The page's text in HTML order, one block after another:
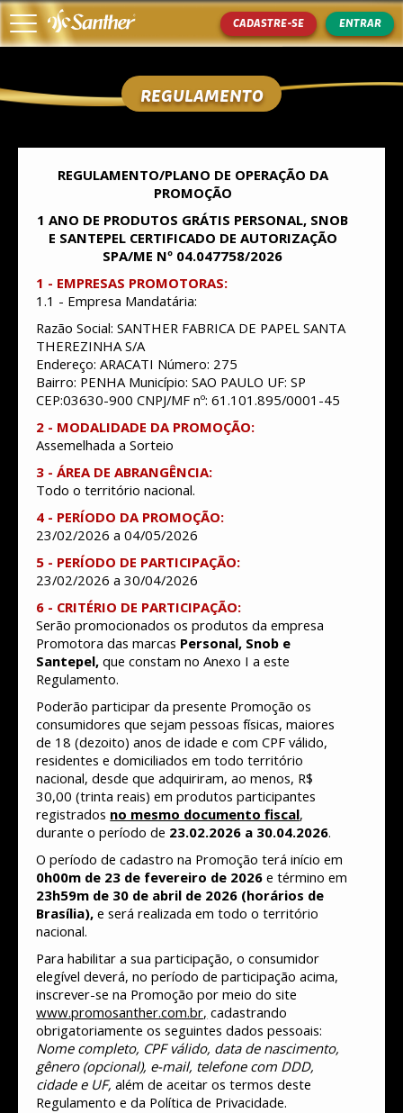
Início
Como Participar
Prêmios
Produtos Participantes
Ganhadores
Regulamento
Fale conosco
Política de Privacidade
CADASTRE-SE ENTRAR
REGULAMENTO
REGULAMENTO/PLANO DE OPERAÇÃO DA
PROMOÇÃO
1 ANO DE PRODUTOS GRÁTIS PERSONAL, SNOB
E SANTEPEL CERTIFICADO DE AUTORIZAÇÃO
SPA/ME Nº 04.047758/2026
1 - EMPRESAS PROMOTORAS:
1.1 - Empresa Mandatária:
Razão Social: SANTHER FABRICA DE PAPEL SANTA
THEREZINHA S/A
Endereço: ARACATI Número: 275
Bairro: PENHA Município: SAO PAULO UF: SP
CEP:03630-900 CNPJ/MF nº: 61.101.895/0001-45
2 - MODALIDADE DA PROMOÇÃO:
Assemelhada a Sorteio
3 - ÁREA DE ABRANGÊNCIA:
Todo o território nacional.
4 - PERÍODO DA PROMOÇÃO:
23/02/2026 a 04/05/2026
5 - PERÍODO DE PARTICIPAÇÃO:
23/02/2026 a 30/04/2026
6 - CRITÉRIO DE PARTICIPAÇÃO:
Serão promocionados os produtos da empresa
Promotora das marcas Personal, Snob e
Santepel, que constam no Anexo I a este
Regulamento.
Poderão participar da presente Promoção os
consumidores que sejam pessoas físicas, maiores
de 18 (dezoito) anos de idade e com CPF válido,
residentes e domiciliados em todo território
nacional, desde que adquiriram, ao menos, R$
30,00 (trinta reais) em produtos participantes
registrados no mesmo documento fiscal,
durante o período de 23.02.2026 a 30.04.2026.
O período de cadastro na Promoção terá início em
0h00m de 23 de fevereiro de 2026e término em
23h59m de 30 de abril de 2026 (horários de
Brasília),e será realizada em todo o território
nacional.
Para habilitar a sua participação, o consumidor
elegível deverá, no período de participação acima,
inscrever-se na Promoção por meio do site
www.promosanther.com.br, cadastrando
obrigatoriamente os seguintes dados pessoais:
Nome completo, CPF válido, data de nascimento,
gênero (opcional), e-mail, telefone com DDD,
cidade e UF,além de aceitar os termos deste
Regulamento e da Política de Privacidade.